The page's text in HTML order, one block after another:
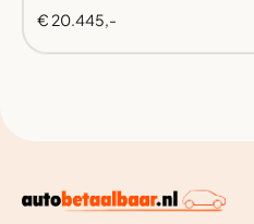
€ 20.445,-